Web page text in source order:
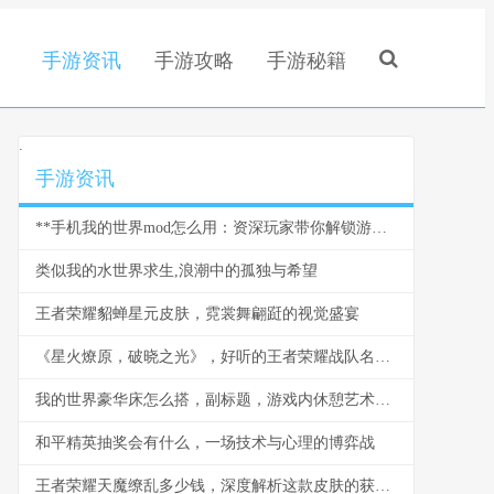
手游资讯 手游攻略 手游秘籍
.
手游资讯
**手机我的世界mod怎么用：资深玩家带你解锁游戏新世界，副标题：从入门到精通的全流程指南。**
类似我的水世界求生,浪潮中的孤独与希望
王者荣耀貂蝉星元皮肤，霓裳舞翩跹的视觉盛宴
《星火燎原，破晓之光》，好听的王者荣耀战队名与团队精神的交响
我的世界豪华床怎么搭，副标题，游戏内休憩艺术的极致追求
和平精英抽奖会有什么，一场技术与心理的博弈战
王者荣耀天魔缭乱多少钱，深度解析这款皮肤的获取之路与价值